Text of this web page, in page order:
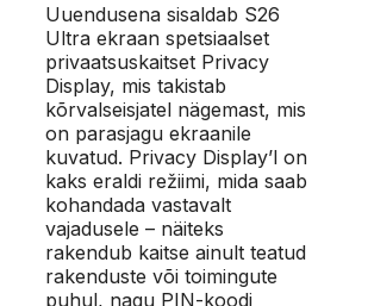
Uuendusena sisaldab S26
Ultra ekraan spetsiaalset
privaatsuskaitset Privacy
Display, mis takistab
kõrvalseisjatel nägemast, mis
on parasjagu ekraanile
kuvatud. Privacy Display’l on
kaks eraldi režiimi, mida saab
kohandada vastavalt
vajadusele – näiteks
rakendub kaitse ainult teatud
rakenduste või toimingute
puhul, nagu PIN-koodi